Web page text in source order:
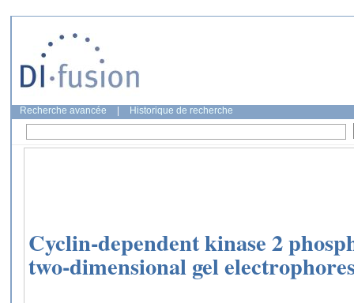
Recherche avancée Historique de recherche
Cyclin-dependent kinase 2
two-dimensional gel